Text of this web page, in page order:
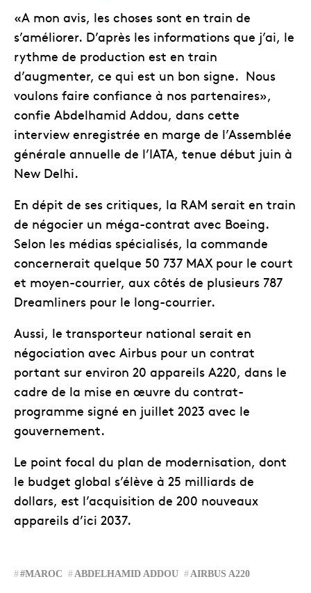
«A mon avis, les choses sont en train de
s’améliorer. D’après les informations que j’ai, le
rythme de production est en train
d’augmenter, ce qui est un bon signe. Nous
voulons faire confiance à nos partenaires»,
confie Abdelhamid Addou, dans cette
interview enregistrée en marge de l’Assemblée
générale annuelle de l’IATA, tenue début juin à
New Delhi.
En dépit de ses critiques, la RAM serait en train
de négocier un méga-contrat avec Boeing.
Selon les médias spécialisés, la commande
concernerait quelque 50 737 MAX pour le court
et moyen-courrier, aux côtés de plusieurs 787
Dreamliners pour le long-courrier.
Aussi, le transporteur national serait en
négociation avec Airbus pour un contrat
portant sur environ 20 appareils A220, dans le
cadre de la mise en œuvre du contrat-
programme signé en juillet 2023 avec le
gouvernement.
Le point focal du plan de modernisation, dont
le budget global s’élève à 25 milliards de
dollars, est l’acquisition de 200 nouveaux
appareils d’ici 2037.
#MAROC ABDELHAMID ADDOU AIRBUS A220